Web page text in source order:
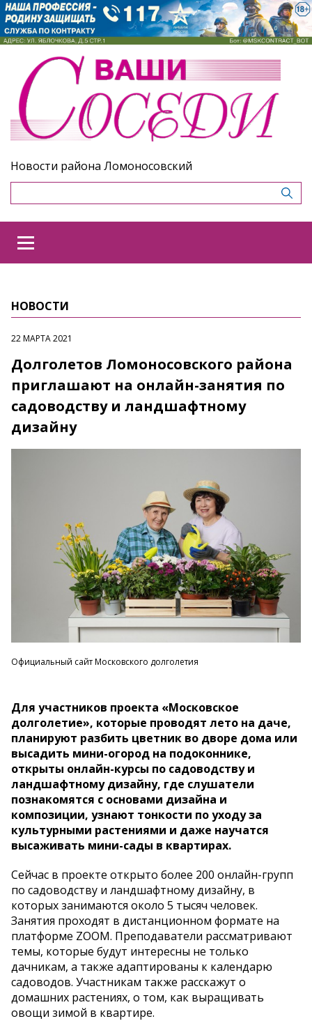
Новости района Ломоносовский
НОВОСТИ
22 МАРТА 2021
Долголетов Ломоносовского района
приглашают на онлайн-занятия по
садоводству и ландшафтному
дизайну
Официальный сайт Московского долголетия
Для участников проекта «Московское
долголетие», которые проводят лето на даче,
планируют разбить цветник во дворе дома или
высадить мини-огород на подоконнике,
открыты онлайн-курсы по садоводству и
ландшафтному дизайну, где слушатели
познакомятся с основами дизайна и
композиции, узнают тонкости по уходу за
культурными растениями и даже научатся
высаживать мини-сады в квартирах.
Сейчас в проекте открыто более 200 онлайн-групп
по садоводству и ландшафтному дизайну, в
которых занимаются около 5 тысяч человек.
Занятия проходят в дистанционном формате на
платформе ZOOM. Преподаватели рассматривают
темы, которые будут интересны не только
дачникам, а также адаптированы к календарю
садоводов. Участникам также расскажут о
домашних растениях, о том, как выращивать
овощи зимой в квартире.